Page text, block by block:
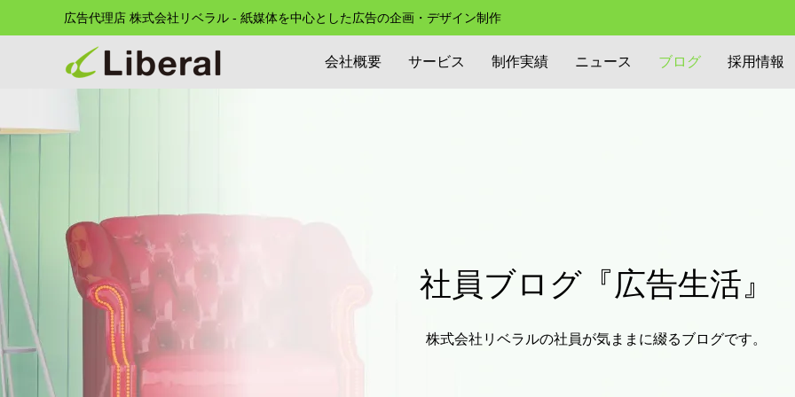
広告代理店 株式会社リベラル - 紙媒体を中心とした広告の企画・デザイン制作
会社概要 サービス 制作実績 ニュース ブログ 採用情報
社員ブログ『広告生活』
株式会社リベラルの社員が気ままに綴るブログです。